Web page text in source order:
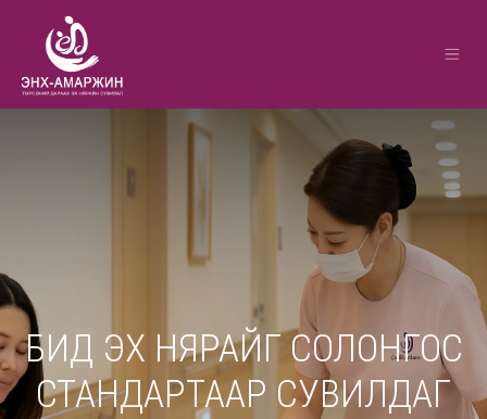
БИД ЭХ НЯРАЙГ СОЛОНГОС
СТАНДАРТААР СУВИЛДАГ